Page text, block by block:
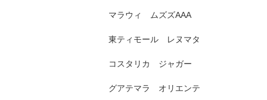
マラウィ ムズズAAA
東ティモール レヌマタ
コスタリカ ジャガー
グアテマラ オリエンテ